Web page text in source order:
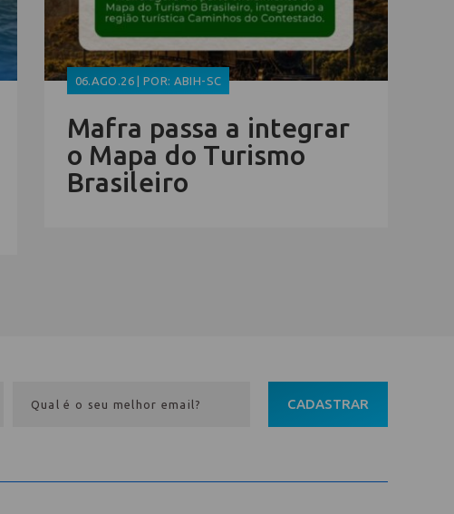
06.AGO.26 | POR: ABIH-SC
Mafra passa a integrar
o Mapa do Turismo
Brasileiro
CADASTRAR